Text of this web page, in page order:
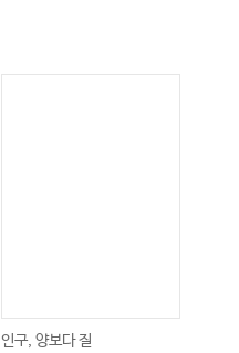
인구, 양보다 질